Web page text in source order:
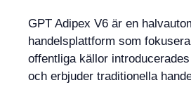
GPT Adipex V6 är en
handelsplattform som
offentliga källor
och erbjuder traditionella